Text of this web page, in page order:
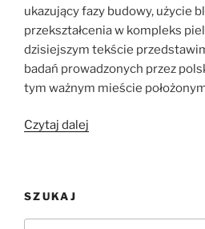
ukazujący fazy budowy, użycie
przekształcenia w kompleks
dzisiejszym tekście
badań prowadzonych przez
tym ważnym mieście
Czytaj dalej
konstrukcja
SZUKAJ